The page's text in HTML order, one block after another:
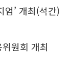
’ 개최(석간)
원회 개최